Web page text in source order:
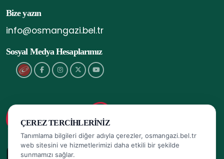
Bize yazın
info@osmangazi.bel.tr
Sosyal Medya Hesaplarımız
ÇEREZ TERCIHLERINIZ
Tanımlama bilgileri diğer adıyla çerezler, osmangazi.bel.tr
web sitesini ve hizmetlerimizi daha etkili bir şekilde
sunmamızı sağlar.